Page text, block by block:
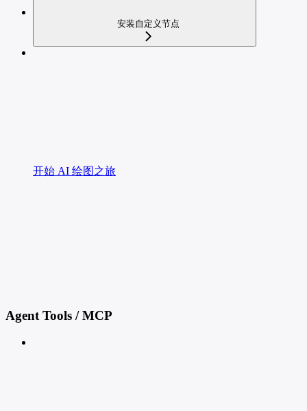
安装自定义节点
开始 AI 绘图之旅
Agent Tools / MCP